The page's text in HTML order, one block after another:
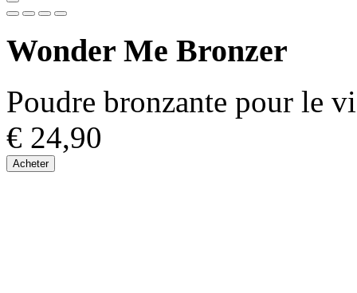
Wonder Me Bronzer
Poudre bronzante pour le
€ 24,90
Acheter